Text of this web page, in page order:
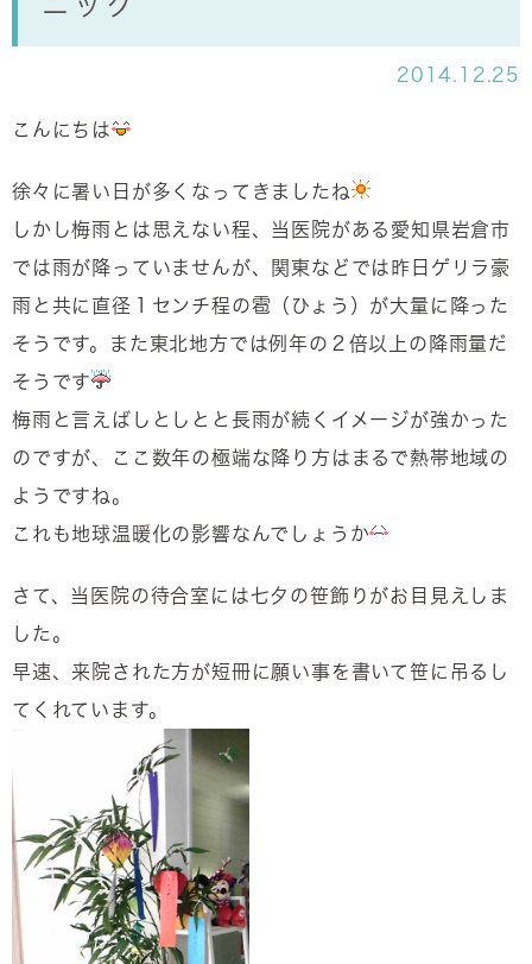
2014.12.25
こんにちは
徐々に暑い日が多くなってきましたね
しかし梅雨とは思えない程、当医院がある愛知県岩倉市
では雨が降っていませんが、関東などでは昨日ゲリラ豪
雨と共に直径１センチ程の雹（ひょう）が大量に降った
そうです。また東北地方では例年の２倍以上の降雨量だ
そうです
梅雨と言えばしとしとと長雨が続くイメージが強かった
のですが、ここ数年の極端な降り方はまるで熱帯地域の
ようですね。
これも地球温暖化の影響なんでしょうか
さて、当医院の待合室には七夕の笹飾りがお目見えしま
した。
早速、来院された方が短冊に願い事を書いて笹に吊るし
てくれています。